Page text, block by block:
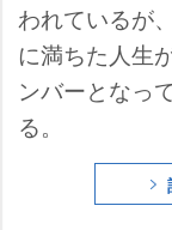
われているが
に満ちた人生
ンバーとなっ
る。